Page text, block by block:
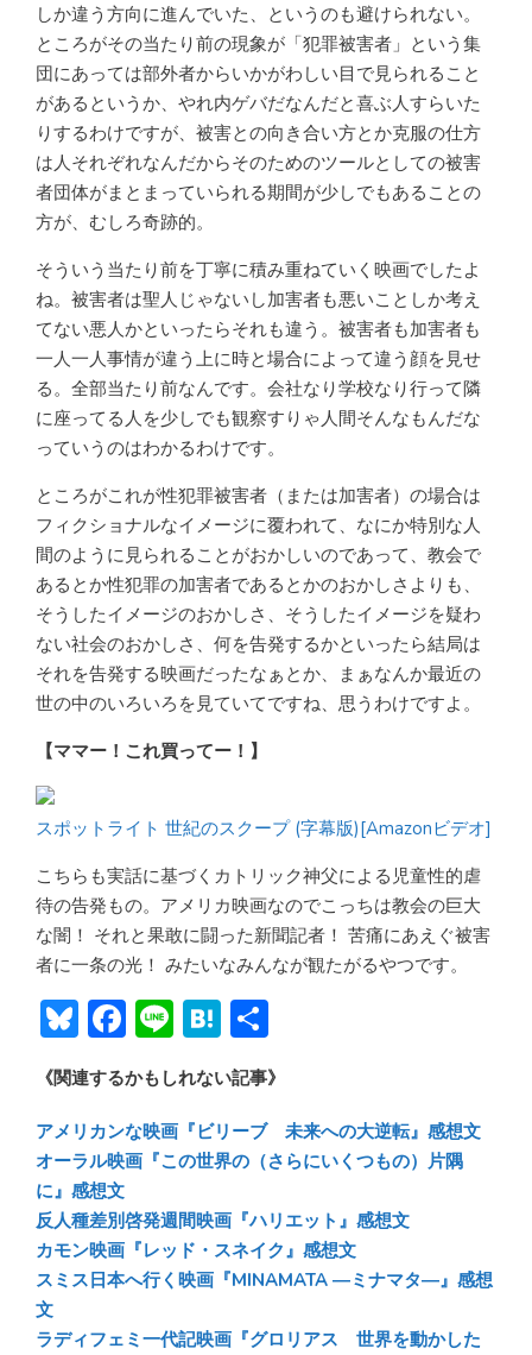
しか違う方向に進んでいた、というのも避けられない。
ところがその当たり前の現象が「犯罪被害者」という集
団にあっては部外者からいかがわしい目で見られること
があるというか、やれ内ゲバだなんだと喜ぶ人すらいた
りするわけですが、被害との向き合い方とか克服の仕方
は人それぞれなんだからそのためのツールとしての被害
者団体がまとまっていられる期間が少しでもあることの
方が、むしろ奇跡的。
そういう当たり前を丁寧に積み重ねていく映画でしたよ
ね。被害者は聖人じゃないし加害者も悪いことしか考え
てない悪人かといったらそれも違う。被害者も加害者も
一人一人事情が違う上に時と場合によって違う顔を見せ
る。全部当たり前なんです。会社なり学校なり行って隣
に座ってる人を少しでも観察すりゃ人間そんなもんだな
っていうのはわかるわけです。
ところがこれが性犯罪被害者（または加害者）の場合は
フィクショナルなイメージに覆われて、なにか特別な人
間のように見られることがおかしいのであって、教会で
あるとか性犯罪の加害者であるとかのおかしさよりも、
そうしたイメージのおかしさ、そうしたイメージを疑わ
ない社会のおかしさ、何を告発するかといったら結局は
それを告発する映画だったなぁとか、まぁなんか最近の
世の中のいろいろを見ていてですね、思うわけですよ。
【ママー！これ買ってー！】
スポットライト 世紀のスクープ (字幕版)[Amazonビデオ]
こちらも実話に基づくカトリック神父による児童性的虐
待の告発もの。アメリカ映画なのでこっちは教会の巨大
な闇！ それと果敢に闘った新聞記者！ 苦痛にあえぐ被害
者に一条の光！ みたいなみんなが観たがるやつです。
Bl
u
e
sk
y
F
ac
e
b
o
ok
Li
n
e
H
at
e
n
a
有
《関連するかもしれない記事》
アメリカンな映画『ビリーブ 未来への大逆転』感想文
オーラル映画『この世界の（さらにいくつもの）片隅
に』感想文
反人種差別啓発週間映画『ハリエット』感想文
カモン映画『レッド・スネイク』感想文
スミス日本へ行く映画『MINAMATA ―ミナマタ―』感想
文
ラディフェミ一代記映画『グロリアス 世界を動かした